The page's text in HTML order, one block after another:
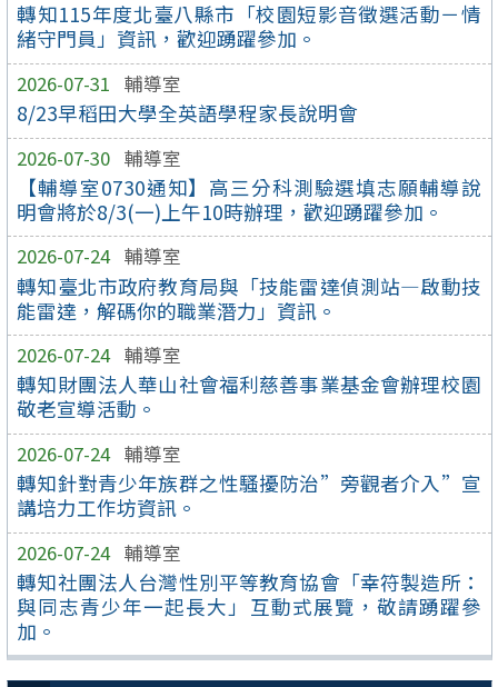
轉知115年度北臺八縣市「校園短影音徵選活動－情
緒守門員」資訊，歡迎踴躍參加。
2026-07-31 輔導室
8/23早稻田大學全英語學程家長說明會
2026-07-30 輔導室
【輔導室0730通知】高三分科測驗選填志願輔導說
明會將於8/3(一)上午10時辦理，歡迎踴躍參加。
2026-07-24 輔導室
轉知臺北市政府教育局與「技能雷達偵測站—啟動技
能雷達，解碼你的職業潛力」資訊。
2026-07-24 輔導室
轉知財團法人華山社會福利慈善事業基金會辦理校園
敬老宣導活動。
2026-07-24 輔導室
轉知針對青少年族群之性騷擾防治”旁觀者介入”宣
講培力工作坊資訊。
2026-07-24 輔導室
轉知社團法人台灣性別平等教育協會「幸符製造所：
與同志青少年一起長大」互動式展覽，敬請踴躍參
加。